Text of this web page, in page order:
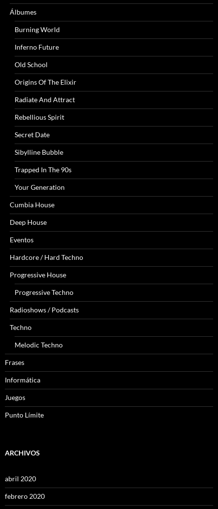
Álbumes
Burning World
Inferno Future
Old School
Origins Of The Elixir
Radiate And Attract
Rebellious Spirit
Secret Date
Sibylline Bubble
Trapped In The 90s
Your Generation
Cumbia House
Deep House
Eventos
Hardcore / Hard Techno
Progressive House
Progressive Techno
Radioshows / Podcasts
Techno
Melodic Techno
Frases
Informática
Juegos
Punto Límite
ARCHIVOS
abril 2020
febrero 2020